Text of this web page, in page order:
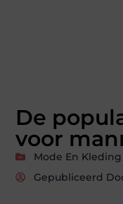
De
voor
Mode En Kleding
Gepubliceerd